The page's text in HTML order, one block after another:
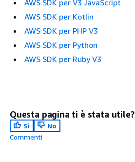
AWS SDK per V3 JavaScript
AWS SDK per Kotlin
AWS SDK per PHP V3
AWS SDK per Python
AWS SDK per Ruby V3
Questa pagina ti è stata utile?
Sì
No
Commenti